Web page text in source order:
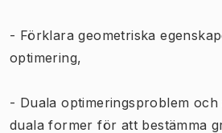
- Förklara geometriska
optimering,
- Duala optimeringsproblem och
duala former för att bestämma